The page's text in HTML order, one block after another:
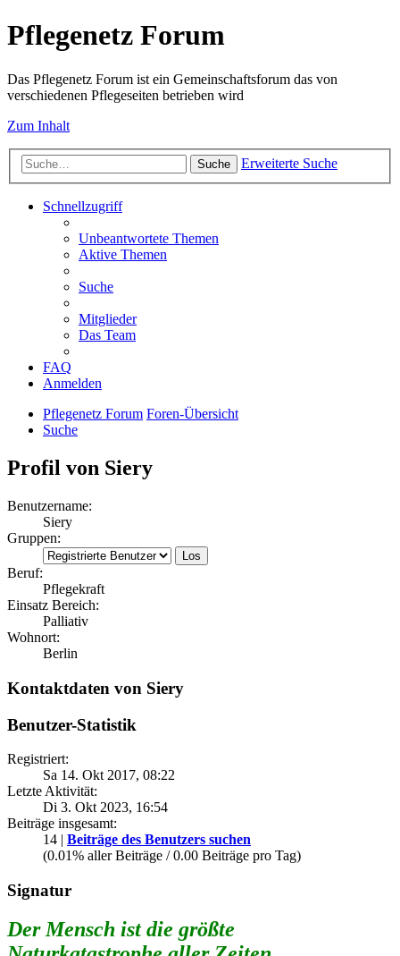
Pflegenetz Forum
Das Pflegenetz Forum ist ein Gemeinschaftsforum das von
verschiedenen Pflegeseiten betrieben wird
Zum Inhalt
Suche Erweiterte Suche
Schnellzugriff
Unbeantwortete Themen
Aktive Themen
Suche
Mitglieder
Das Team
FAQ
Anmelden
Pflegenetz Forum Foren-Übersicht
Suche
Profil von Siery
Benutzername:
Siery
Gruppen:
Beruf:
Pflegekraft
Einsatz Bereich:
Palliativ
Wohnort:
Berlin
Kontaktdaten von Siery
Benutzer-Statistik
Registriert:
Sa 14. Okt 2017, 08:22
Letzte Aktivität:
Di 3. Okt 2023, 16:54
Beiträge insgesamt:
14 | Beiträge des Benutzers suchen
(0.01% aller Beiträge / 0.00 Beiträge pro Tag)
Signatur
Der Mensch ist die größte